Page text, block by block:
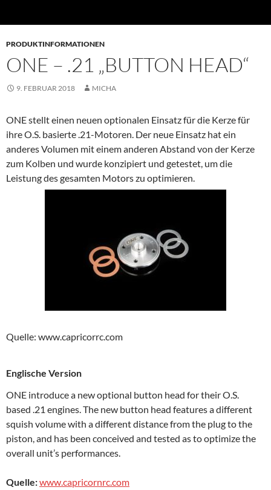
PRODUKTINFORMATIONEN
ONE – .21 „BUTTON HEAD“
9. FEBRUAR 2018 MICHA
ONE stellt einen neuen optionalen Einsatz für die Kerze für
ihre O.S. basierte .21-Motoren. Der neue Einsatz hat ein
anderesVolumen mit einem anderen Abstand von der Kerze
zum Kolben und wurde konzipiert und getestet, um die
Leistung des gesamten Motors zu optimieren.
Quelle: www.capricorrc.com
Englische Version
ONE introduce a new optional button head for their O.S.
based .21 engines. The new button head features a different
squish volume with a different distance from the plug to the
piston, and has been conceived and tested as to optimize the
overall unit’s performances.
Quelle:www.capricornrc.com